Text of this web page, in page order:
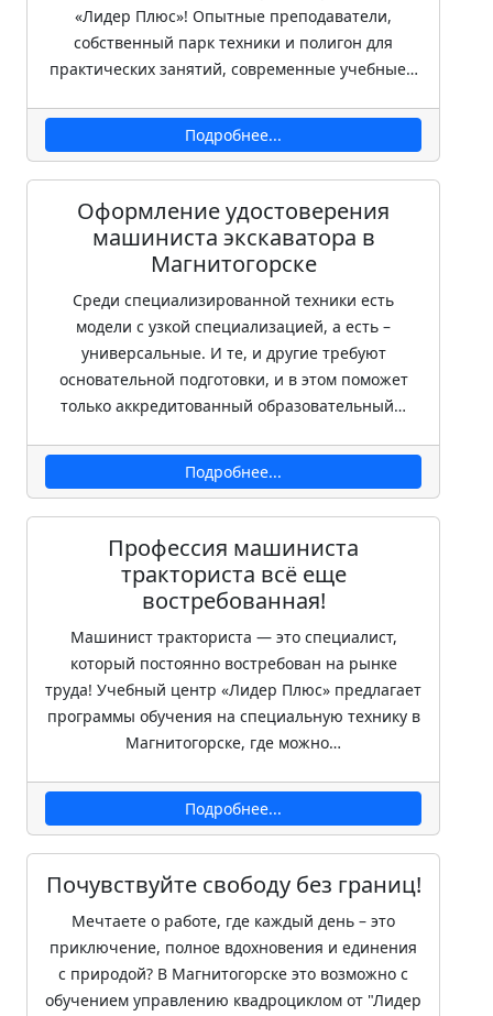
«Лидер Плюс»! Опытные преподаватели,
собственный парк техники и полигон для
практических занятий, современные учебные…
Подробнее...
Оформление удостоверения
машиниста экскаватора в
Магнитогорске
Среди специализированной техники есть
модели с узкой специализацией, а есть –
универсальные. И те, и другие требуют
основательной подготовки, и в этом поможет
только аккредитованный образовательный…
Подробнее...
Профессия машиниста
тракториста всё еще
востребованная!
Машинист тракториста — это специалист,
который постоянно востребован на рынке
труда! Учебный центр «Лидер Плюс» предлагает
программы обучения на специальную технику в
Магнитогорске, где можно…
Подробнее...
Почувствуйте свободу без границ!
Мечтаете о работе, где каждый день – это
приключение, полное вдохновения и единения
с природой? В Магнитогорске это возможно с
обучением управлению квадроциклом от "Лидер